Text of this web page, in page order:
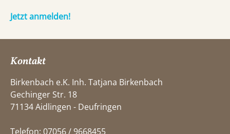
Jetzt anmelden!
Kontakt
Birkenbach e.K. Inh. Tatjana Birkenbach
Gechinger Str. 18
71134 Aidlingen - Deufringen
Telefon: 07056 / 9668455